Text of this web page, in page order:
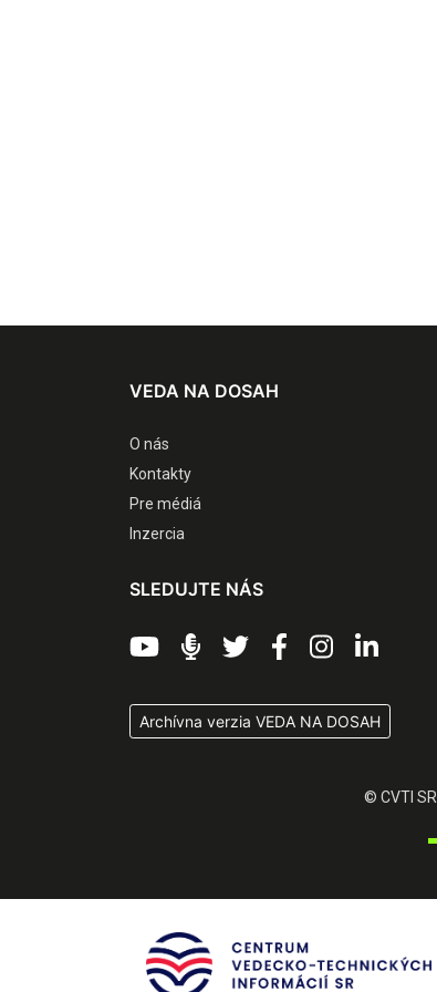
VEDA NA DOSAH
O nás
Kontakty
Pre médiá
Inzercia
SLEDUJTE NÁS
Archívna verzia VEDA NA DOSAH
© CVTI SR